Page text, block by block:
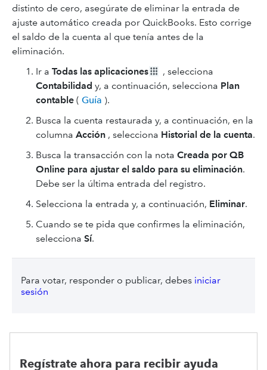
distinto de cero, asegúrate de eliminar la entrada de
ajuste automático creada por QuickBooks. Esto corrige
el saldo de la cuenta al que tenía antes de la
eliminación.
Ir a Todas las aplicaciones
, selecciona
Contabilidad y, a continuación, selecciona Plan
contable ( Guía ).
Busca la cuenta restaurada y, a continuación, en la
columna Acción , selecciona Historial de la cuenta.
Busca la transacción con la nota Creada por QB
Online para ajustar el saldo para su eliminación.
Debe ser la última entrada del registro.
Selecciona la entrada y, a continuación, Eliminar.
Cuando se te pida que confirmes la eliminación,
selecciona Sí.
Para votar, responder o publicar, debes iniciar
sesión
Regístrate ahora para recibir ayuda